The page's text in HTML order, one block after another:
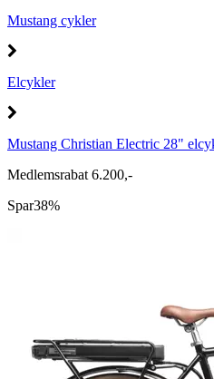
Mustang cykler
Elcykler
Mustang Christian Electric 28"
Medlemsrabat 6.200,-
Spar38%